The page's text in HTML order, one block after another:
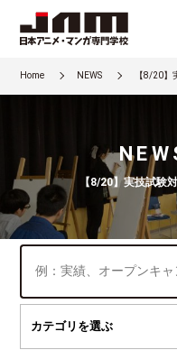
Home NEWS 【8/20】
【8/20】実技試験